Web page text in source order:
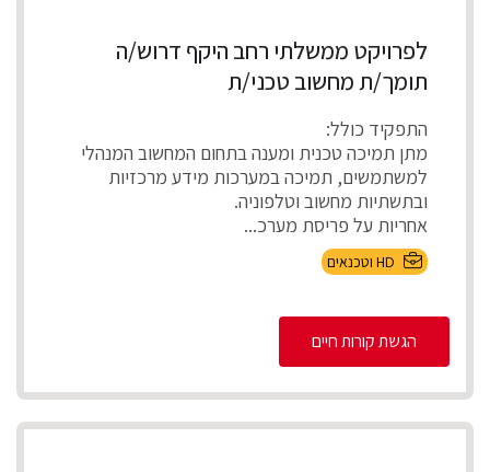
לפרויקט ממשלתי רחב היקף דרוש/ה
תומך/ת מחשוב טכני/ת
התפקיד כולל:
מתן תמיכה טכנית ומענה בתחום המחשוב המנהלי
למשתמשים, תמיכה במערכות מידע מרכזיות
ובתשתיות מחשוב וטלפוניה.
אחריות על פריסת מערכ...
HD וטכנאים
הגשת קורות חיים